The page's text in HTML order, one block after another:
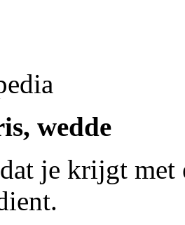
wedde
je krijgt